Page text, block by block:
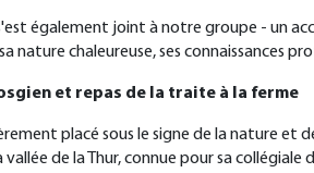
également joint à notre groupe - un
nature chaleureuse, ses connaissances
et repas de la traite à la ferme
placé sous le signe de la nature et
de la Thur, connue pour sa